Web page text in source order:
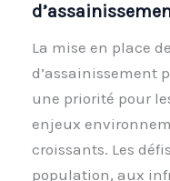
La mise en place
d’assainissement
une priorité pour
enjeux
croissants. Les
population, aux